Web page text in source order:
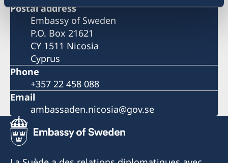
Postal address
Embassy of Sweden
P.O. Box 21621
CY 1511 Nicosia
Cyprus
Phone
+357 22 458 088
Email
ambassaden.nicosia@gov.se